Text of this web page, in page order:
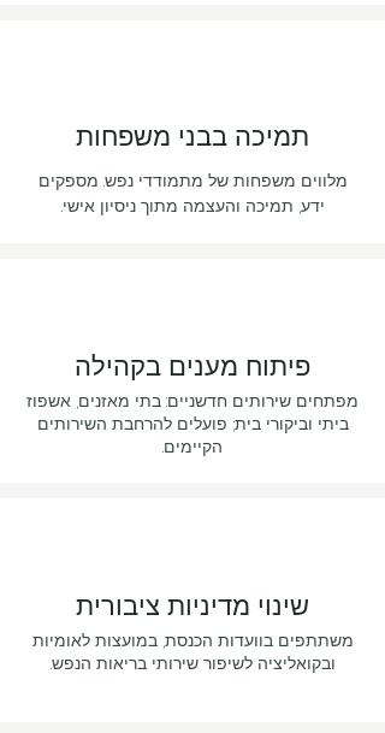
תמיכה בבני משפחות
מלווים משפחות של מתמודדי נפש. מספקים
ידע, תמיכה והעצמה מתוך ניסיון אישי.
פיתוח מענים בקהילה
מפתחים שירותים חדשניים: בתי מאזנים, אשפוז
ביתי וביקורי בית; פועלים להרחבת השירותים
הקיימים.
שינוי מדיניות ציבורית
משתתפים בוועדות הכנסת, במועצות לאומיות
ובקואליציה לשיפור שירותי בריאות הנפש.